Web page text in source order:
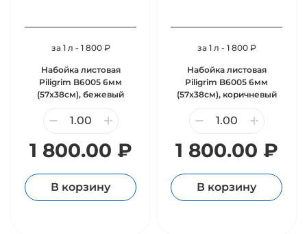
за 1 л - 1 800 ₽
Набойка листовая
Piligrim B6005 6мм
(57х38см), бежевый
1 800.00 ₽
В корзину
за 1 л - 1 800 ₽
Набойка листовая
Piligrim B6005 6мм
(57х38см), коричневый
1 800.00 ₽
В корзину